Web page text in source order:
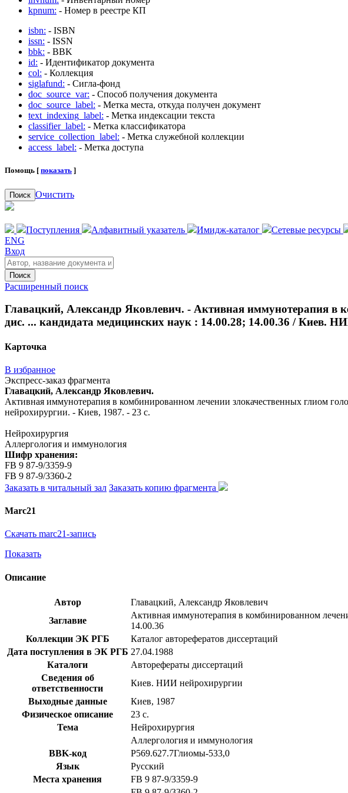
kpnum: - Номер в реестре КП
isbn: - ISBN
issn: - ISSN
bbk: - BBK
id: - Идентификатор документа
col: - Коллекция
siglafund: - Сигла-фонд
doc_source_var: - Способ получения документа
doc_source_label: - Метка места, откуда получен документ
text_indexing_label: - Метка индексации текста
classifier_label: - Метка классификатора
service_collection_label: - Метка служебной коллекции
access_label: - Метка доступа
Помощь [ показать ]
Поиск Очистить
Поступления Алфавитный указатель Имидж-каталог
Сетевые ресурсы
ENG
Вход
Поиск
Расширенный поиск
Главацкий, Александр Яковлевич. - Активная иммунотерапия в
дис. ... кандидата медицинских наук : 14.00.28; 14.00.36 / Киев.
Карточка
В избранное
Экспресс-заказ фрагмента
Главацкий, Александр Яковлевич.
Активная иммунотерапия в комбинированном лечении злокачественных глиом
нейрохирургии. - Киев, 1987. - 23 с.
Нейрохирургия
Аллергология и иммунология
Шифр хранения:
FB 9 87-9/3359-9
FB 9 87-9/3360-2
Заказать в читальный зал Заказать копию фрагмента
Marc21
Скачать marc21-запись
Показать
Описание
Автор
Главацкий, Александр Яковлевич
Заглавие
Активная иммунотерапия в комбинированном
14.00.36
Коллекции ЭК РГБ
Каталог авторефератов диссертаций
Дата поступления в ЭК РГБ 27.04.1988
Каталоги
Авторефераты диссертаций
Сведения об
ответственности
Киев. НИИ нейрохирургии
Выходные данные
Киев, 1987
Физическое описание
23 с.
Тема
Нейрохирургия
Аллергология и иммунология
BBK-код
Р569.627.7Глиомы-533,0
Язык
Русский
Места хранения
FB 9 87-9/3359-9